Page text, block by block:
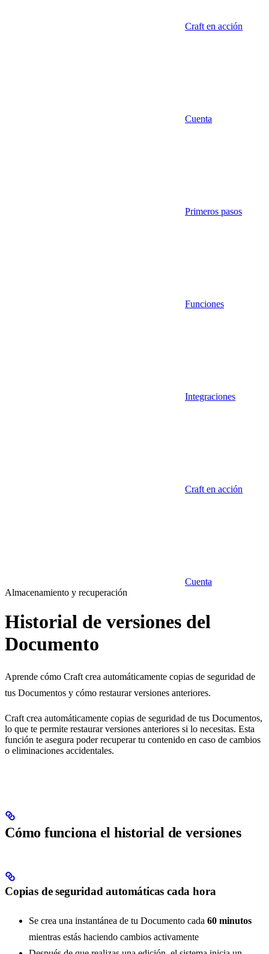
Craft en acción
Cuenta
Primeros pasos
Funciones
Integraciones
Craft en acción
Cuenta
Almacenamiento y recuperación
Historial de versiones del
Documento
Aprende cómo Craft crea automáticamente copias de seguridad de
tus Documentos y cómo restaurar versiones anteriores.
Craft crea automáticamente copias de seguridad de tus Documentos,
lo que te permite restaurar versiones anteriores si lo necesitas. Esta
función te asegura poder recuperar tu contenido en caso de cambios
o eliminaciones accidentales.
Cómo funciona el historial de versiones
Copias de seguridad automáticas cada hora
Se crea una instantánea de tu Documento cada 60 minutos
mientras estás haciendo cambios activamente